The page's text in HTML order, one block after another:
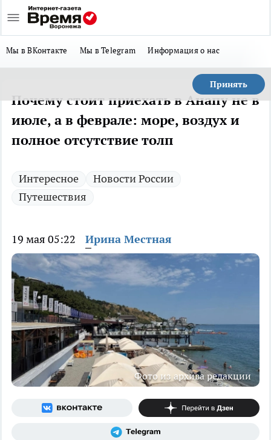
Мы в ВКонтакте Мы в Telegram Информация о нас
Принять
Почему стоит приехать в Анапу не в
июле, а в феврале: море, воздух и
полное отсутствие толп
Интересное
Новости России
Путешествия
19 мая 05:22 Ирина Местная
Фото из архива редакции